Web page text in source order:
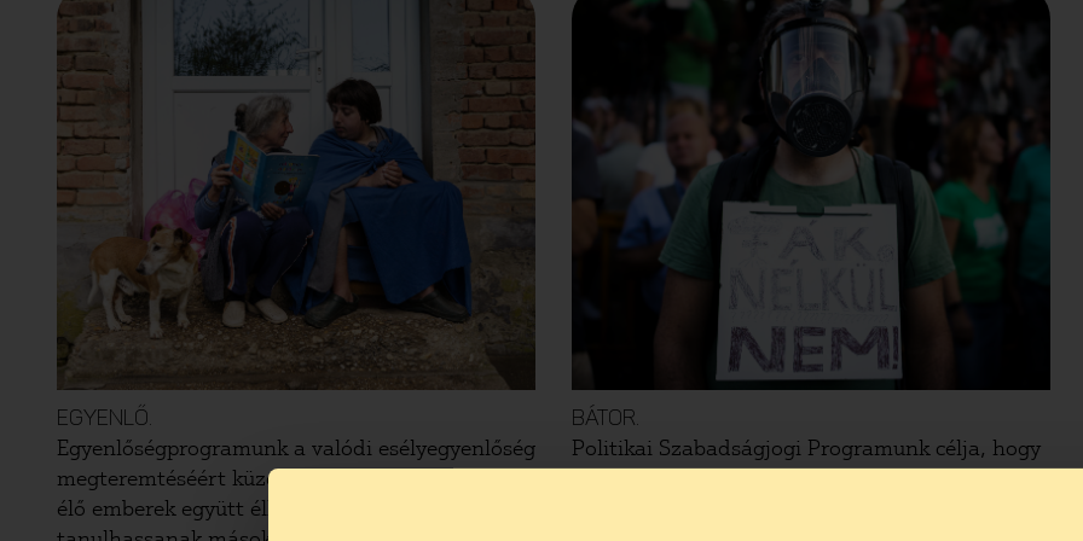
EGYENLŐ.
Egyenlőségprogramunk a valódi esélyegyenlőség
megteremtéséért küzd, hogy a fogyatékossággal
élő emberek együtt élhessenek, illetve
BÁTOR.
Politikai Szabadságjogi Programunk célja, hogy